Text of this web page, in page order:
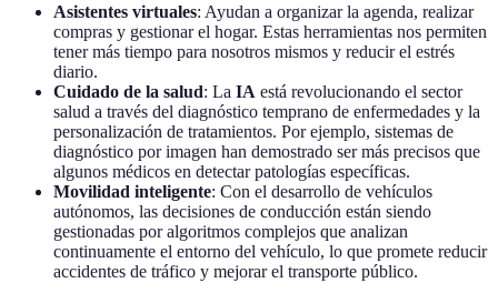
Asistentes virtuales: Ayudan a organizar la agenda, realizar
compras y gestionar el hogar. Estas herramientas nos permiten
tener más tiempo para nosotros mismos y reducir el estrés
diario.
Cuidado de la salud: La IA está revolucionando el sector
salud a través del diagnóstico temprano de enfermedades y la
personalización de tratamientos. Por ejemplo, sistemas de
diagnóstico por imagen han demostrado ser más precisos que
algunos médicos en detectar patologías específicas.
Movilidad inteligente: Con el desarrollo de vehículos
autónomos, las decisiones de conducción están siendo
gestionadas por algoritmos complejos que analizan
continuamente el entorno del vehículo, lo que promete reducir
accidentes de tráfico y mejorar el transporte público.